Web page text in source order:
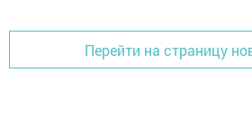
Перейти на страницу